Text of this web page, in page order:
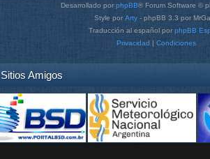
Desarrollado por phpBB® Forum Software ©
Style por Arty - phpBB 3.3 por
Traducción al español por phpBB
Privacidad | Condiciones
Sitios Amigos